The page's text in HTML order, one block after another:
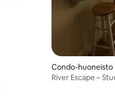
Condo-huoneisto
a Damariscotta
River Escape –